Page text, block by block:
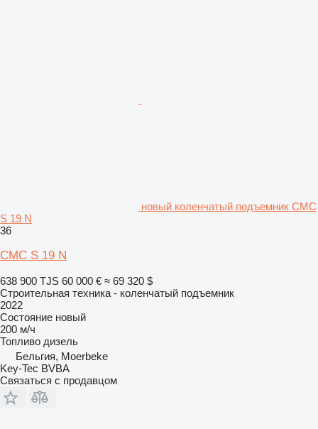
новый коленчатый подъемник CMC
S 19 N
36
CMC S 19 N
638 900 TJS 60 000 € ≈ 69 320 $
Строительная техника - коленчатый подъемник
2022
Состояние новый
200 м/ч
Топливо дизель
Бельгия, Moerbeke
Key-Tec BVBA
Связаться с продавцом